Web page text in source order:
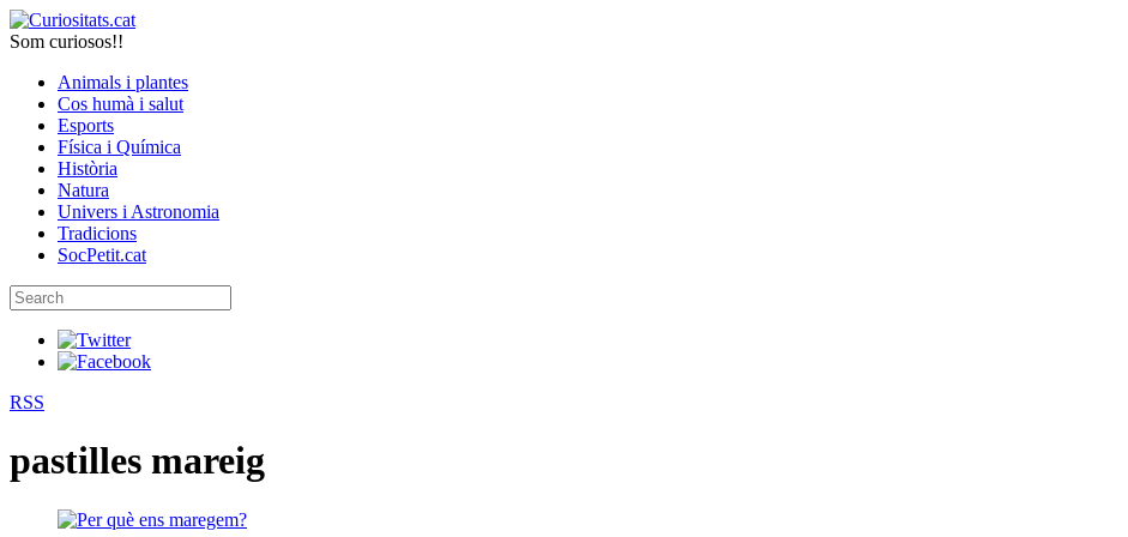
Som curiosos!!
Animals i plantes
Cos humà i salut
Esports
Física i Química
Història
Natura
Univers i Astronomia
Tradicions
SocPetit.cat
RSS
pastilles mareig